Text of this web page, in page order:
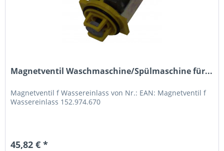
Magnetventil Waschmaschine/Spülmaschine für...
Magnetventil f Wassereinlass von Nr.: EAN: Magnetventil f
Wassereinlass 152.974.670
45,82 € *